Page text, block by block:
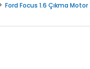
Ford Focus 1.6 Çıkma Motor